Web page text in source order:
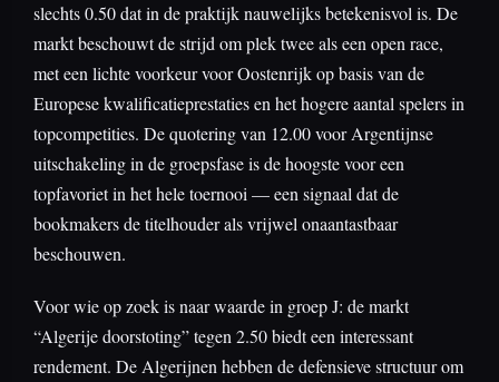
slechts 0.50 dat in de praktijk nauwelijks betekenisvol is. De
markt beschouwt de strijd om plek twee als een open race,
met een lichte voorkeur voor Oostenrijk op basis van de
Europese kwalificatieprestaties en het hogere aantal spelers in
topcompetities. De quotering van 12.00 voor Argentijnse
uitschakeling in de groepsfase is de hoogste voor een
topfavoriet in het hele toernooi — een signaal dat de
bookmakers de titelhouder als vrijwel onaantastbaar
beschouwen.
Voor wie op zoek is naar waarde in groep J: de markt
“Algerije doorstoting” tegen 2.50 biedt een interessant
rendement. De Algerijnen hebben de defensieve structuur om